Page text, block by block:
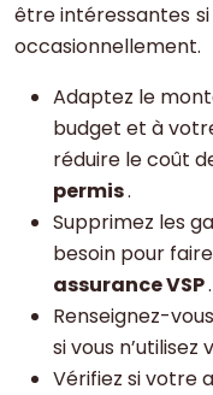
être intéressantes si
occasionnellement.
Adaptez le
budget et à
réduire le coût
permis.
Supprimez les
besoin pour
assurance VSP.
Renseignez-
si vous
Vérifiez si votre